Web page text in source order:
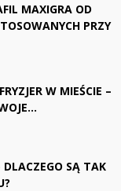
MAXIGRA OD
PRZY
W MIEŚCIE –
SĄ TAK